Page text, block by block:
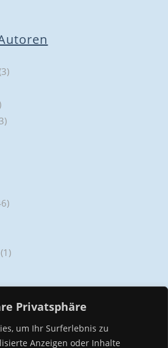
Privatsphäre
um Ihr Surferlebnis zu
Anzeigen oder Inhalte
(1)
Center